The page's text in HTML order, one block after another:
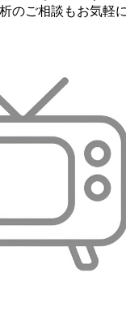
のご相談もお気軽に